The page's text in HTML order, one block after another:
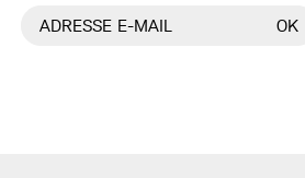
ADRESSE E-MAIL OK